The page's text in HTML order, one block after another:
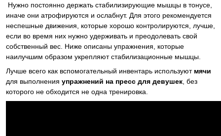
Нужно постоянно держать стабилизирующие мышцы в тонусе,
иначе они атрофируются и ослабнут. Для этого рекомендуется
неспешные движения, которые хорошо контролируются, лучше,
если во время них нужно удерживать и преодолевать свой
собственный вес. Ниже описаны упражнения, которые
наилучшим образом укрепляют стабилизационные мышцы.
Лучше всего как вспомогательный инвентарь используют мячи
для выполнения упражнений на пресс для девушек , без
которого не обходится не одна тренировка.